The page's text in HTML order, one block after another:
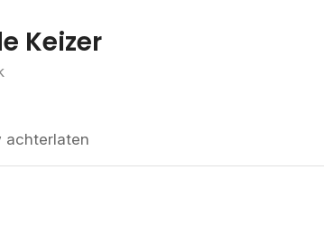
Keizer
achterlaten